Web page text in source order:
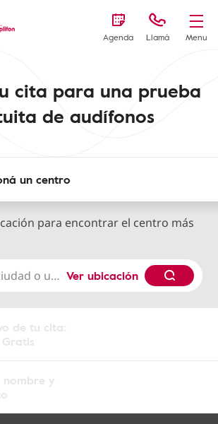
Agenda Llamá Menu
cita para una prueba
de audífonos
un centro
para encontrar el centro más
Ver ubicación
de tu cita:
nombre y